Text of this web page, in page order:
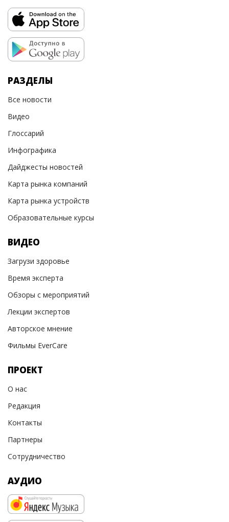
РАЗДЕЛЫ
Все новости
Видео
Глоссарий
Инфографика
Дайджесты новостей
Карта рынка компаний
Карта рынка устройств
Образовательные курсы
ВИДЕО
Загрузи здоровье
Время эксперта
Обзоры с мероприятий
Лекции экспертов
Авторское мнение
Фильмы EverCare
ПРОЕКТ
О нас
Редакция
Контакты
Партнеры
Сотрудничество
АУДИО